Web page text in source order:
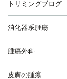
トリミングブログ
消化器系腫瘍
腫瘍外科
皮膚の腫瘍